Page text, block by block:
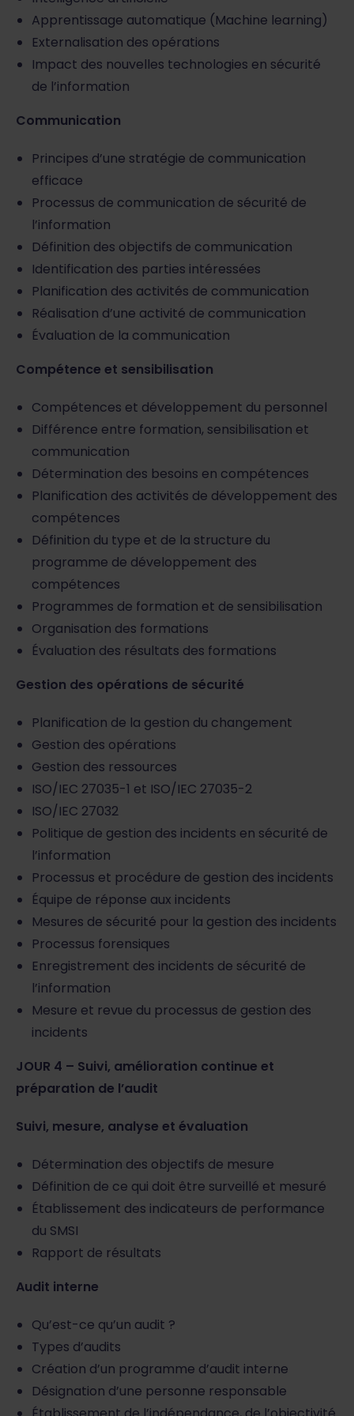
Apprentissage automatique (Machine learning)
Externalisation des opérations
Impact des nouvelles technologies en sécurité
de l’information
Communication
Principes d’une stratégie de communication
efficace
Processus de communication de sécurité de
l’information
Définition des objectifs de communication
Identification des parties intéressées
Planification des activités de communication
Réalisation d’une activité de communication
Évaluation de la communication
Compétence et sensibilisation
Compétences et développement du personnel
Différence entre formation, sensibilisation et
communication
Détermination des besoins en compétences
Planification des activités de développement des
compétences
Définition du type et de la structure du
programme de développement des
compétences
Programmes de formation et de sensibilisation
Organisation des formations
Évaluation des résultats des formations
Gestion des opérations de sécurité
Planification de la gestion du changement
Gestion des opérations
Gestion des ressources
ISO/IEC 27035-1 et ISO/IEC 27035-2
ISO/IEC 27032
Politique de gestion des incidents en sécurité de
l’information
Processus et procédure de gestion des incidents
Équipe de réponse aux incidents
Mesures de sécurité pour la gestion des incidents
Processus forensiques
Enregistrement des incidents de sécurité de
l’information
Mesure et revue du processus de gestion des
incidents
JOUR 4 – Suivi, amélioration continue et
préparation de l’audit
Suivi, mesure, analyse et évaluation
Détermination des objectifs de mesure
Définition de ce qui doit être surveillé et mesuré
Établissement des indicateurs de performance
du SMSI
Rapport de résultats
Audit interne
Qu’est-ce qu’un audit ?
Types d’audits
Création d’un programme d’audit interne
Désignation d’une personne responsable